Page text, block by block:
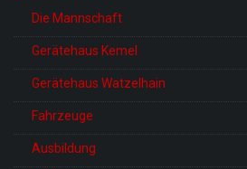
Die Mannschaft
Gerätehaus Kemel
Gerätehaus Watzelhain
Fahrzeuge
Ausbildung